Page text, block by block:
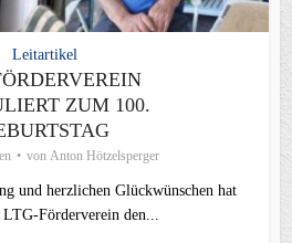
Leitartikel
ZUM 100.
von Anton Hötzelsperger
und herzlichen Glückwünschen hat
den...